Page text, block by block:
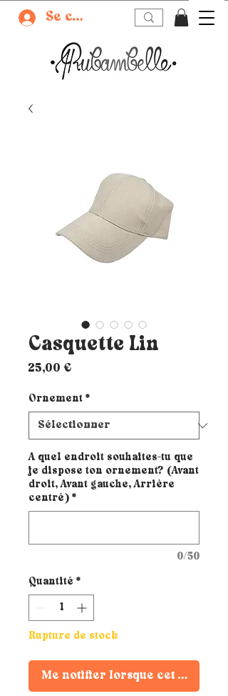
Se connecter
Casquette Lin
25,00 €
Ornement *
A quel endroit souhaites-tu que
je dispose ton ornement? (Avant
droit, Avant gauche, Arrière
centré) *
0/50
Quantité *
Rupture de stock
Me notifier lorsque cet article